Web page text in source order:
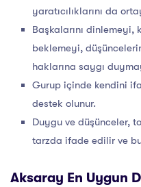
yaratıcılıklarını da
Başkalarını dinlemeyi,
beklemeyi,
haklarına saygı
Gurup içinde kendini
destek olunur.
Duygu ve düşünceler,
tarzda ifade edilir ve
Aksaray En Uygun